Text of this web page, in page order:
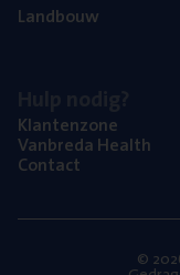
Land­bouw
Klan­ten­zo­ne
Van­b­re­da Health
Con­tact
©